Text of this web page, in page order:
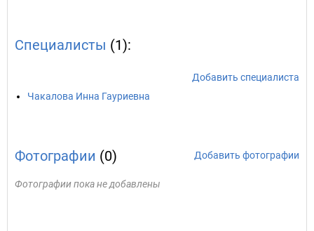
Специалисты (1):
Добавить специалиста
Чакалова Инна Гауриевна
Фотографии (0) Добавить фотографии
Фотографии пока не добавлены